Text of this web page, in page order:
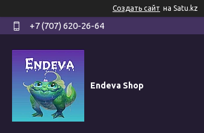
Создать сайт на Satu.kz
+7 (707) 620-26-64
Endeva Shop